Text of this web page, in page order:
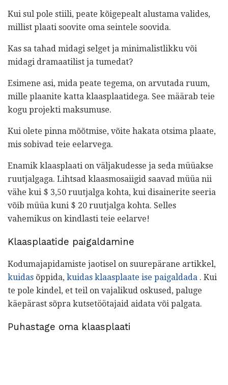
Kui sul pole stiili, peate kõigepealt alustama valides,
millist plaati soovite oma seintele soovida.
Kas sa tahad midagi selget ja minimalistlikku või
midagi dramaatilist ja tumedat?
Esimene asi, mida peate tegema, on arvutada ruum,
mille plaanite katta klaasplaatidega. See määrab teie
kogu projekti maksumuse.
Kui olete pinna mõõtmise, võite hakata otsima plaate,
mis sobivad teie eelarvega.
Enamik klaasplaati on väljakudesse ja seda müüakse
ruutjalgaga. Lihtsad klaasmosaiigid saavad müüa nii
vähe kui $ 3,50 ruutjalga kohta, kui disainerite seeria
võib müüa kuni $ 20 ruutjalga kohta. Selles
vahemikus on kindlasti teie eelarve!
Klaasplaatide paigaldamine
Kodumajapidamiste jaotisel on suurepärane artikkel,
kuidas õppida, kuidas klaasplaate ise paigaldada . Kui
te pole kindel, et teil on vajalikud oskused, paluge
käepärast sõpra kutsetöötajaid aidata või palgata.
Puhastage oma klaasplaati